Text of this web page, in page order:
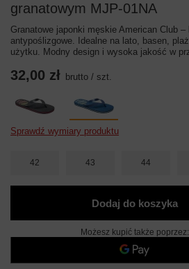
granatowym MJP-01NA
Granatowe japonki męskie American Club
antypoślizgowe. Idealne na lato, basen,
użytku. Modny design i wysoka jakość w
32,00 zł brutto / szt.
Sprawdź wymiary produktu
42 43 44
Dodaj do koszyka
Możesz kupić także poprzez: